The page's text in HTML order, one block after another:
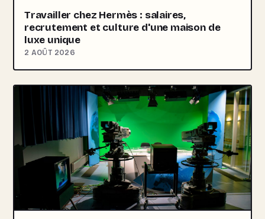
Travailler chez Hermès : salaires,
recrutement et culture d'une maison de
luxe unique
2 AOÛT 2026